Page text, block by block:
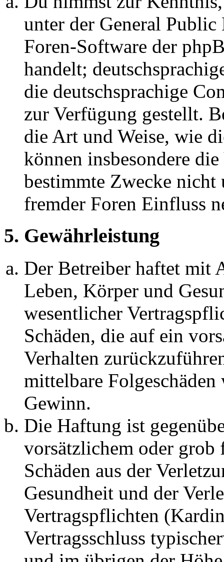
unter der General
Foren-Software der
handelt;
die deutschsprachige
zur Verfügung gestellt.
die Art und Weise, wie
können insbesondere
bestimmte Zwecke nicht
fremder Foren Einfluss
5. Gewährleistung
Der Betreiber haftet mit
Leben, Körper und
wesentlicher
Schäden, die auf ein
Verhalten
mittelbare Folgeschäden
Gewinn.
Die Haftung ist
vorsätzlichem oder grob
Schäden aus der
Gesundheit und der
Vertragspflichten
Vertragsschluss